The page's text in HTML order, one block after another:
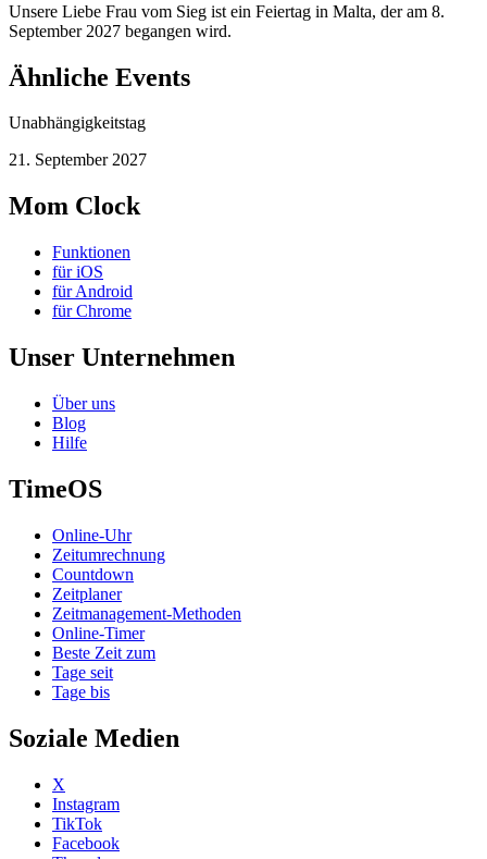
Unsere Liebe Frau vom Sieg ist ein Feiertag in Malta, der am 8.
September 2027 begangen wird.
Ähnliche Events
Unabhängigkeitstag
21. September 2027
Mom Clock
Funktionen
für iOS
für Android
für Chrome
Unser Unternehmen
Über uns
Blog
Hilfe
TimeOS
Online-Uhr
Zeitumrechnung
Countdown
Zeitplaner
Zeitmanagement-Methoden
Online-Timer
Beste Zeit zum
Tage seit
Tage bis
Soziale Medien
X
Instagram
TikTok
Facebook